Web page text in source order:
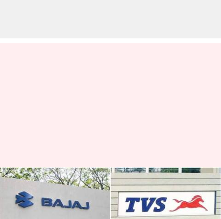
सेल्स रिपोर्ट: फरवरी में बजाज और
TVS की बिक्री हुई कम, जानें सारे
सेगमेंट का हाल